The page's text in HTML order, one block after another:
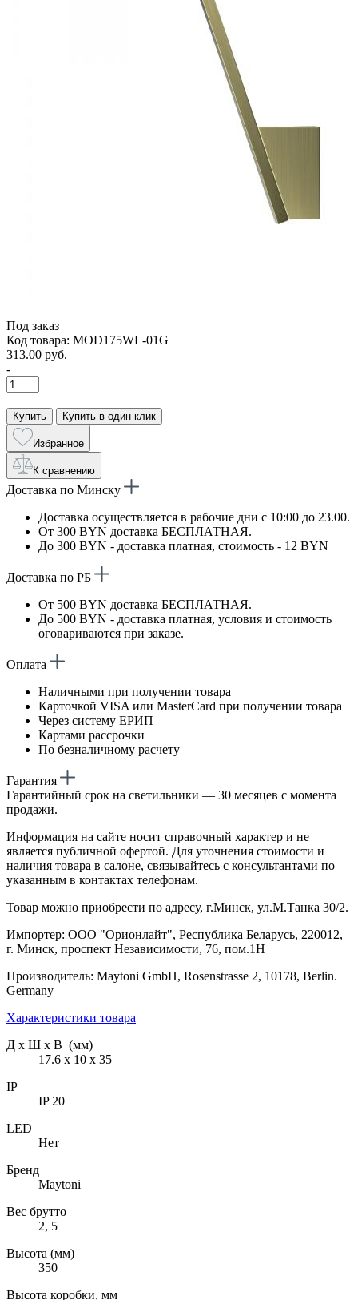
Под заказ
Код товара: MOD175WL-01G
313.00 руб.
-
+
Купить Купить в один клик
Избранное
К сравнению
Доставка по Минску
Доставка осуществляется в рабочие дни с 10:00 до 23.00.
От 300 BYN доставка БЕСПЛАТНАЯ.
До 300 BYN - доставка платная, стоимость - 12 BYN
Доставка по РБ
От 500 BYN доставка БЕСПЛАТНАЯ.
До 500 BYN - доставка платная, условия и стоимость
оговариваются при заказе.
Оплата
Наличными при получении товара
Карточкой VISA или MasterCard при получении товара
Через систему ЕРИП
Картами рассрочки
По безналичному расчету
Гарантия
Гарантийный срок на светильники — 30 месяцев с момента
продажи.
Информация на сайте носит справочный характер и не
является публичной офертой. Для уточнения стоимости и
наличия товара в салоне, связывайтесь с консультантами по
указанным в контактах телефонам.
Товар можно приобрести по адресу, г.Минск, ул.М.Танка 30/2.
Импортер: ООО "Орионлайт", Республика Беларусь, 220012,
г. Минск, проспект Независимости, 76, пом.1Н
Производитель: Maytoni GmbH, Rosenstrasse 2, 10178, Berlin.
Germany
Характеристики товара
Д х Ш х В (мм)
17.6 х 10 х 35
IP
IP 20
LED
Нет
Бренд
Maytoni
Вес брутто
2, 5
Высота (мм)
350
Высота коробки, мм